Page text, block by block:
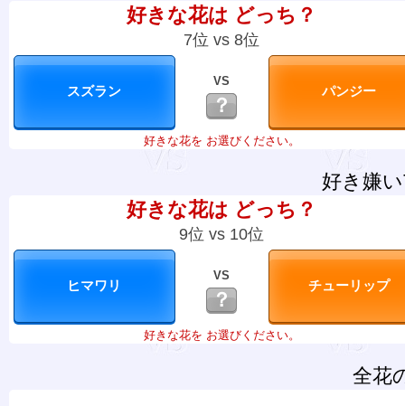
好きな花は どっち？
7位 vs 8位
VS
？
好きな花を お選びください。
好き嫌
好きな花は どっち？
9位 vs 10位
VS
？
好きな花を お選びください。
全花